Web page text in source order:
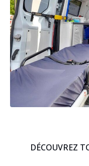
DÉCOUVREZ